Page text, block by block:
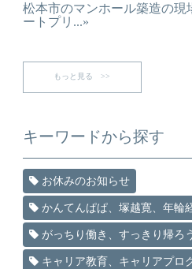
松本市のマンホール築造の現
ートプリ...»
もっと見る >>
キーワードから探す
お休みのお知らせ
かんてんぱぱ、塚越寛、年輪
がっちり働き、すっきり帰ろ
キャリア教育、キャリアプロ